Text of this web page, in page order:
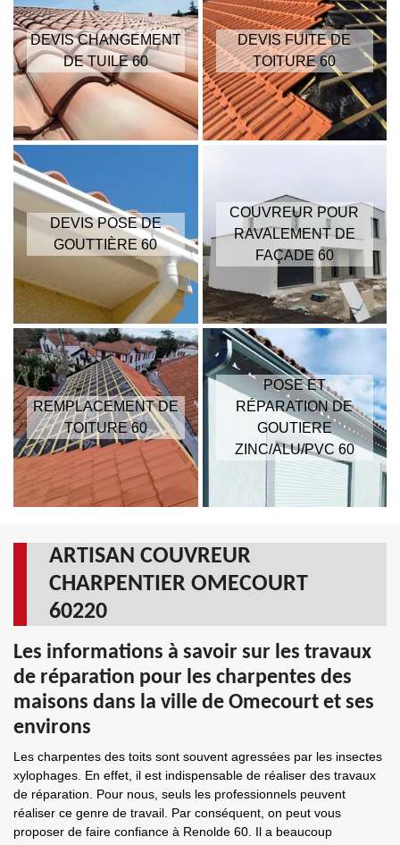
DEVIS CHANGEMENT
DE TUILE 60
DEVIS FUITE DE
TOITURE 60
DEVIS POSE DE
GOUTTIÈRE 60
COUVREUR POUR
RAVALEMENT DE
FAÇADE 60
REMPLACEMENT DE
TOITURE 60
POSE ET
RÉPARATION DE
GOUTIERE
ZINC/ALU/PVC 60
ARTISAN COUVREUR
CHARPENTIER OMECOURT
60220
Les informations à savoir sur les travaux
de réparation pour les charpentes des
maisons dans la ville de Omecourt et ses
environs
Les charpentes des toits sont souvent agressées par les insectes
xylophages. En effet, il est indispensable de réaliser des travaux
de réparation. Pour nous, seuls les professionnels peuvent
réaliser ce genre de travail. Par conséquent, on peut vous
proposer de faire confiance à Renolde 60. Il a beaucoup